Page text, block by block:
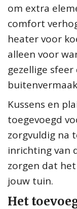
om extra
comfort
heater voor
alleen voor
gezellige
Kussens en
toegevoegd
zorgvuldig na
inrichting van
zorgen dat
jouw tuin.
Het